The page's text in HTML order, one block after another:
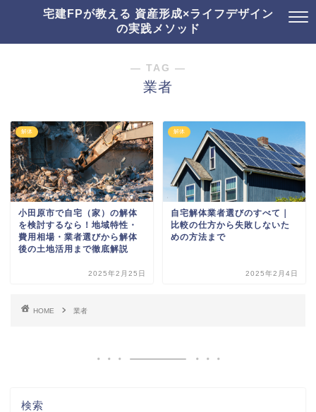
宅建FPが教える 資産形成×ライフデザイン
の実践メソッド
― TAG ―
業者
解体
小田原市で自宅（家）の解体
を検討するなら！地域特性・
費用相場・業者選びから解体
後の土地活用まで徹底解説
2025年2月25日
解体
自宅解体業者選びのすべて｜
比較の仕方から失敗しないた
めの方法まで
2025年2月4日
HOME 業者
検索